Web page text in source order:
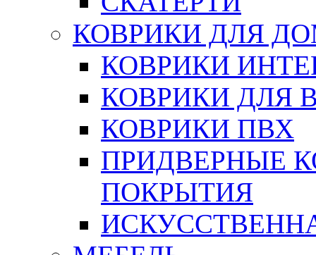
КОВРИКИ ДЛЯ
КОВРИКИ
КОВРИКИ ДЛЯ
КОВРИКИ ПВХ
ПРИДВЕРНЫЕ
ПОКРЫТИЯ